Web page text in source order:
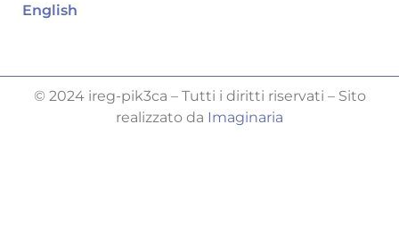
English
© 2024 ireg-pik3ca – Tutti i diritti riservati – Sito
realizzato da Imaginaria